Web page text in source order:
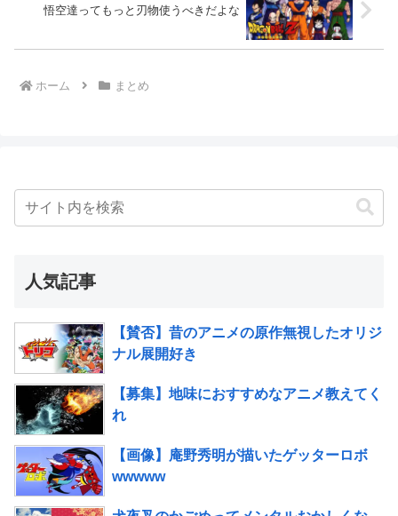
悟空達ってもっと刃物使うべきだよな
ホーム まとめ
人気記事
【賛否】昔のアニメの原作無視したオリジ
ナル展開好き
【募集】地味におすすめなアニメ教えてく
れ
【画像】庵野秀明が描いたゲッターロボ
wwwww